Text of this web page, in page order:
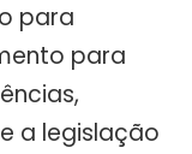
para
para
a legislação